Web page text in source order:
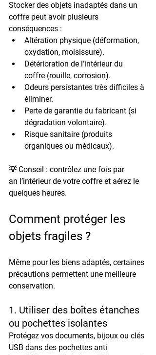
Stocker des objets inadaptés dans un
coffre peut avoir plusieurs
conséquences :
Altération physique (déformation,
oxydation, moisissure).
Détérioration de l’intérieur du
coffre (rouille, corrosion).
Odeurs persistantes très difficiles à
éliminer.
Perte de garantie du fabricant (si
dégradation volontaire).
Risque sanitaire (produits
organiques ou médicaux).
💡 Conseil : contrôlez une fois par
an l’intérieur de votre coffre et aérez le
quelques heures.
Comment protéger les
objets fragiles ?
Même pour les biens adaptés, certaines
précautions permettent une meilleure
conservation.
1. Utiliser des boîtes étanches
ou pochettes isolantes
Protégez vos documents, bijoux ou clés
USB dans des pochettes anti